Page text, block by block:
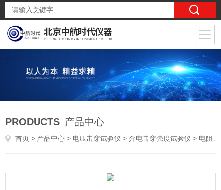
PRODUCTS 产品中心
首页 > 产品中心 > 电压击穿试验仪 >介电击穿强度试验仪 > 电阻率测试仪薄膜塑料的体积电阻率试验仪器